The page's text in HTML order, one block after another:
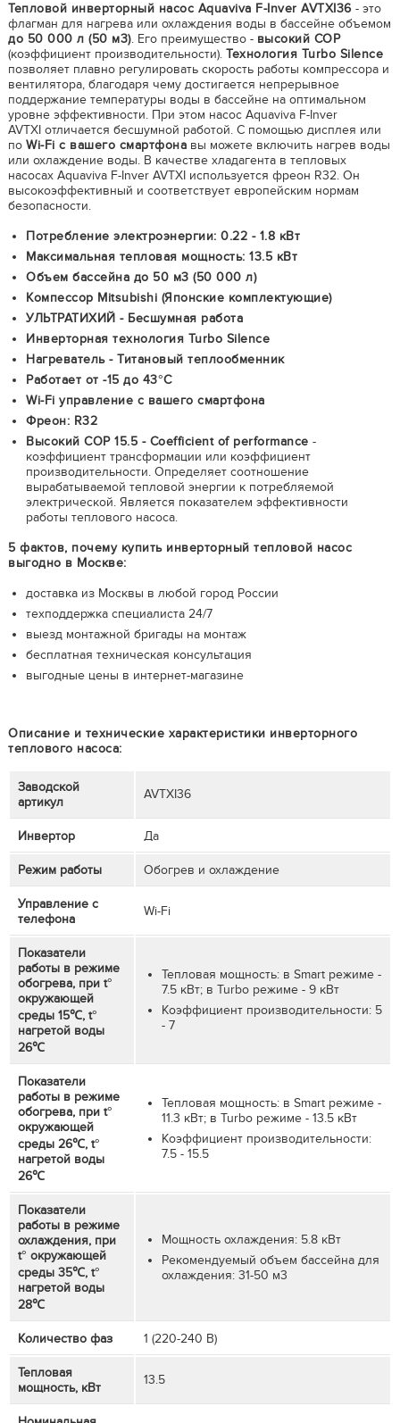
Тепловой инверторный насос Aquaviva F-Inver AVTXI36- это
флагман для нагрева или охлаждения воды в бассейне объемом
до 50 000 л (50 м3). Его преимущество - высокий COP
(коэффициент производительности). Технология Turbo Silence
позволяет плавно регулировать скорость работы компрессора и
вентилятора, благодаря чему достигается непрерывное
поддержание температуры воды в бассейне на оптимальном
уровне эффективности. При этом насос Aquaviva F-Inver
AVTXI отличается бесшумной работой. С помощью дисплея или
по Wi-Fi с вашего смартфона вы можете включить нагрев воды
или охлаждение воды. В качестве хладагента в тепловых
насосах Aquaviva F-Inver AVTXI используется фреон R32. Он
высокоэффективный и соответствует европейским нормам
безопасности.
Потребление электроэнергии: 0.22 - 1.8 кВт
Максимальная тепловая мощность: 13.5 кВт
Объем бассейна до 50 м3 (50 000 л)
Компессор Mitsubishi (Японские комплектующие)
УЛЬТРАТИХИЙ - Бесшумная работа
Инверторная технология Turbo Silence
Нагреватель - Титановый теплообменник
Работает от -15 до 43°C
Wi-Fi управление с вашего смартфона
Фреон: R32
Высокий COP 15.5 - Coefficient of performance -
коэффициент трансформации или коэффициент
производительности. Определяет соотношение
вырабатываемой тепловой энергии к потребляемой
электрической. Является показателем эффективности
работы теплового насоса.
5 фактов, почему купить инверторный тепловой насос
выгодно в Москве:
доставка из Москвы в любой город России
техподдержка специалиста 24/7
выезд монтажной бригады на монтаж
бесплатная техническая консультация
выгодные цены в интернет-магазине
Описание и технические характеристики инверторного
теплового насоса:
Заводской
артикул
AVTXI36
Инвертор Да
Режим работы Обогрев и охлаждение
Управление с
телефона
Wi-Fi
Показатели
работы в режиме
обогрева, при t°
окружающей
среды 15℃, t°
нагретой воды
26℃
Тепловая мощность: в Smart режиме -
7.5 кВт; в Turbo режиме - 9 кВт
Коэффициент производительности: 5
- 7
Показатели
работы в режиме
обогрева, при t°
окружающей
среды 26℃, t°
нагретой воды
26℃
Тепловая мощность: в Smart режиме -
11.3 кВт; в Turbo режиме - 13.5 кВт
Коэффициент производительности:
7.5 - 15.5
Показатели
работы в режиме
охлаждения, при
t° окружающей
среды 35℃, t°
нагретой воды
28℃
Мощность охлаждения: 5.8 кВт
Рекомендуемый объем бассейна для
охлаждения: 31-50 м3
Количество фаз 1 (220-240 В)
Тепловая
мощность, кВт
13.5